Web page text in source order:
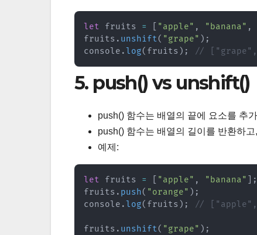
let fruits = "apple" , "banana" ,
fruits . unshift( "grape" ) ;
console .log( fruits ) ; // ["grape",
5. push() vs unshift()
push() 함수는 배열의 끝에 요소를 추
push() 함수는 배열의 길이를 반환하
예제:
let fruits = "apple" , "banana"
;
fruits . push( "orange" ) ;
console .log( fruits ) ; // ["apple",
fruits . unshift( "grape" ) ;